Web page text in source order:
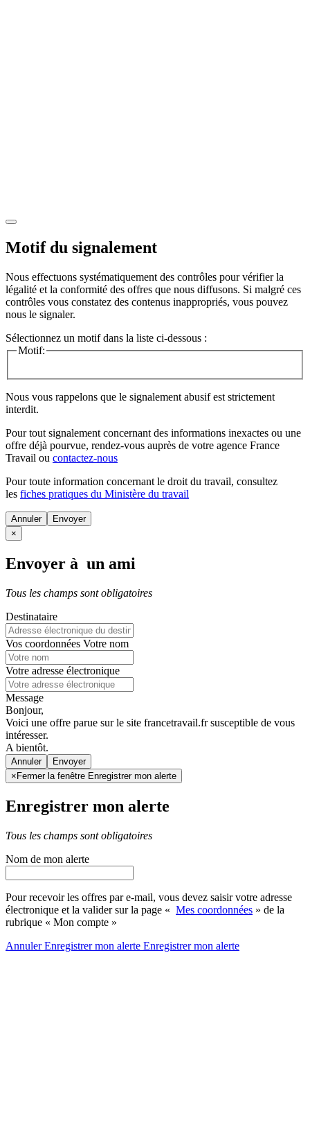
Motif du signalement
Nous effectuons systématiquement des contrôles pour vérifier la
légalité et la conformité des offres que nous diffusons. Si malgré ces
contrôles vous constatez des contenus inappropriés, vous pouvez
nous le signaler.
Sélectionnez un motif dans la liste ci-dessous :
Motif:
Nous vous rappelons que le signalement abusif est strictement
interdit.
Pour tout signalement concernant des informations inexactes ou une
offre déjà pourvue, rendez-vous auprès de votre agence France
Travail ou contactez-nous
Pour toute information concernant le droit du travail, consultez
les fiches pratiques du Ministère du travail
Annuler
×
Envoyer à un ami
Tous les champs sont obligatoires
Destinataire
Vos coordonnées Votre nom
Votre adresse électronique
Message
Bonjour,
Voici une offre parue sur le site francetravail.fr susceptible de vous
intéresser.
A bientôt.
Annuler
× Fermer la fenêtre Enregistrer mon alerte
Enregistrer mon alerte
Tous les champs sont obligatoires
Nom de mon alerte
Pour recevoir les offres par e-mail, vous devez saisir votre adresse
électronique et la valider sur la page « Mes coordonnées » de la
rubrique « Mon compte »
AnnulerEnregistrer mon alerte Enregistrermon alerte